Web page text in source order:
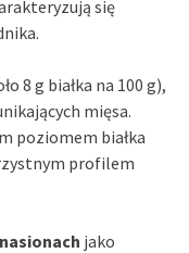
się
8 g białka na 100 g),
mięsa.
poziomem białka
profilem
nasionach jako